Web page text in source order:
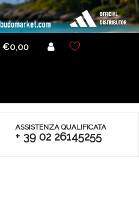
€0,00
ASSISTENZA QUALIFICATA
+ 39 02 26145255